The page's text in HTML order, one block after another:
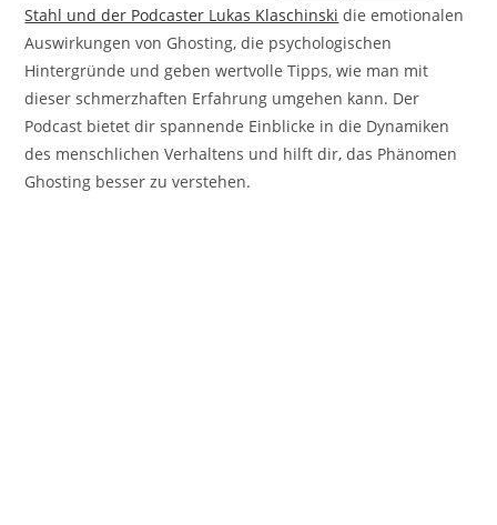
Stahl und der Podcaster Lukas Klaschinski die emotionalen
Auswirkungen von Ghosting, die psychologischen
Hintergründe und geben wertvolle Tipps, wie man mit
dieser schmerzhaften Erfahrung umgehen kann. Der
Podcast bietet dir spannende Einblicke in die Dynamiken
des menschlichen Verhaltens und hilft dir, das Phänomen
Ghosting besser zu verstehen.